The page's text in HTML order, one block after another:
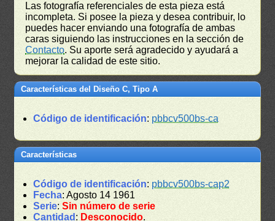
Las fotografía referenciales de esta pieza está
incompleta. Si posee la pieza y desea contribuir, lo
puedes hacer enviando una fotografía de ambas
caras siguiendo las instrucciones en la sección de
Contacto. Su aporte será agradecido y ayudará a
mejorar la calidad de este sitio.
Características del Diseño C, Tipo A
Código de identificación: pbbcv500bs-ca
Características
Código de identificación: pbbcv500bs-cap2
Fecha: Agosto 14 1961
Serie:Sin número de serie
Cantidad : Desconocido.